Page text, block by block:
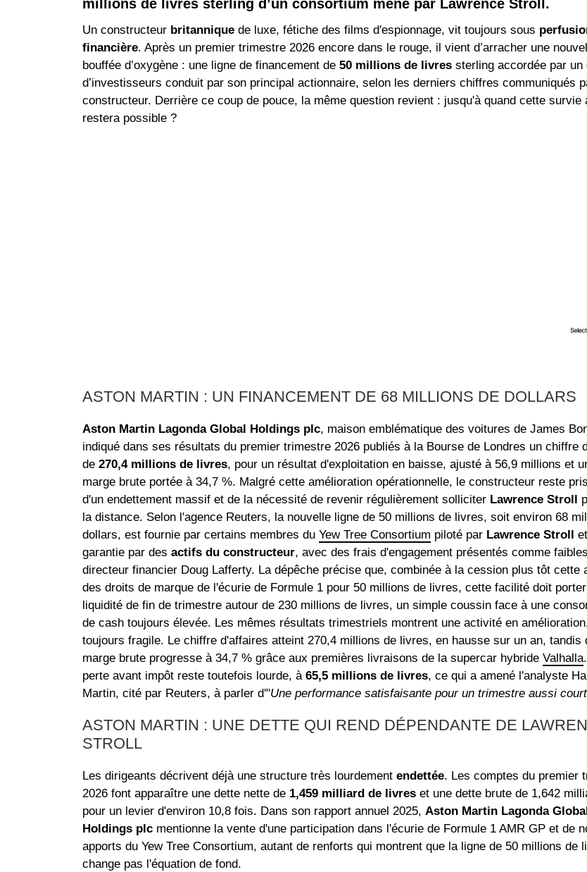
millions de livres sterling d’un consortium mené par Lawrence Stroll.
Un constructeur britannique de luxe, fétiche des films d'espionnage, vit toujours sous
financière. Après un premier trimestre 2026 encore dans le rouge, il vient d’arracher une
bouffée d’oxygène : une ligne de financement de 50 millions de livres sterling accordée par un
d’investisseurs conduit par son principal actionnaire, selon les derniers chiffres communiqués
constructeur. Derrière ce coup de pouce, la même question revient : jusqu'à quand cette survie
restera possible ?
ASTON MARTIN : UN FINANCEMENT DE 68 MILLIONS DE DOLLARS
Aston Martin Lagonda Global Holdings plc, maison emblématique des voitures de James
indiqué dans ses résultats du premier trimestre 2026 publiés à la Bourse de Londres un chiffre
de 270,4 millions de livres, pour un résultat d'exploitation en baisse, ajusté à 56,9 millions et
marge brute portée à 34,7 %. Malgré cette amélioration opérationnelle, le constructeur reste
d'un endettement massif et de la nécessité de revenir régulièrement solliciter Lawrence Stroll
la distance. Selon l'agence Reuters, la nouvelle ligne de 50 millions de livres, soit environ 68
dollars, est fournie par certains membres du Yew Tree Consortium piloté par Lawrence Stroll
garantie par des actifs du constructeur, avec des frais d'engagement présentés comme
directeur financier Doug Lafferty. La dépêche précise que, combinée à la cession plus tôt cette
des droits de marque de l'écurie de Formule 1 pour 50 millions de livres, cette facilité doit
liquidité de fin de trimestre autour de 230 millions de livres, un simple coussin face à une
de cash toujours élevée. Les mêmes résultats trimestriels montrent une activité en
toujours fragile. Le chiffre d'affaires atteint 270,4 millions de livres, en hausse sur un an, tandis
marge brute progresse à 34,7 % grâce aux premières livraisons de la supercar hybride Valhalla
perte avant impôt reste toutefois lourde, à 65,5 millions de livres, ce qui a amené l'analyste
Martin, cité par Reuters, à parler d'"Une performance satisfaisante pour un trimestre aussi court
ASTON MARTIN : UNE DETTE QUI REND DÉPENDANTE DE
STROLL
Les dirigeants décrivent déjà une structure très lourdement endettée. Les comptes du premier
2026 font apparaître une dette nette de 1,459 milliard de livres et une dette brute de 1,642
pour un levier d'environ 10,8 fois. Dans son rapport annuel 2025, Aston Martin Lagonda
Holdings plc mentionne la vente d'une participation dans l'écurie de Formule 1 AMR GP et de
apports du Yew Tree Consortium, autant de renforts qui montrent que la ligne de 50 millions de
change pas l'équation de fond.